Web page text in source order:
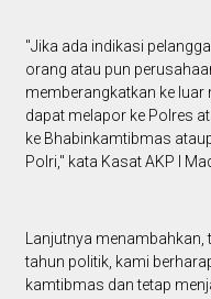
"Jika ada indikasi
orang atau pun
memberangkatkan ke
dapat melapor ke Polres
ke Bhabinkamtibmas
Polri," kata Kasat AKP I
Lanjutnya
tahun politik, kami
kamtibmas dan tetap